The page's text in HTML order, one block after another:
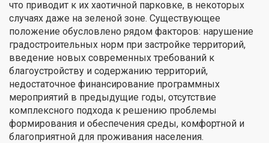
что приводит к их хаотичной парковке, в некоторых
случаях даже на зеленой зоне. Существующее
положение обусловлено рядом факторов: нарушение
градостроительных норм при застройке территорий,
введение новых современных требований к
благоустройству и содержанию территорий,
недостаточное финансирование программных
мероприятий в предыдущие годы, отсутствие
комплексного подхода к решению проблемы
формирования и обеспечения среды, комфортной и
благоприятной для проживания населения.